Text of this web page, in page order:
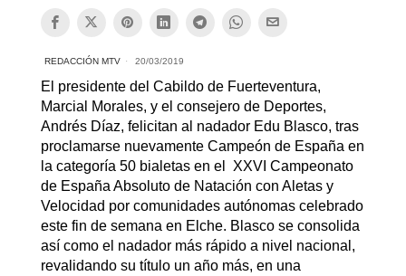
REDACCIÓN MTV 20/03/2019
El presidente del Cabildo de Fuerteventura,
Marcial Morales, y el consejero de Deportes,
Andrés Díaz, felicitan al nadador Edu Blasco, tras
proclamarse nuevamente Campeón de España en
la categoría 50 bialetas en el XXVI Campeonato
de España Absoluto de Natación con Aletas y
Velocidad por comunidades autónomas celebrado
este fin de semana en Elche. Blasco se consolida
así como el nadador más rápido a nivel nacional,
revalidando su título un año más, en una